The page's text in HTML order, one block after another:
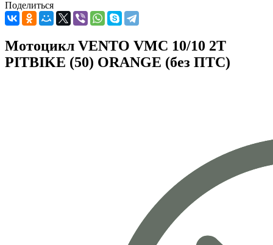
Поделиться
Мотоцикл VENTO VMC 10/10 2T
PITBIKE (50) ORANGE (без ПТС)